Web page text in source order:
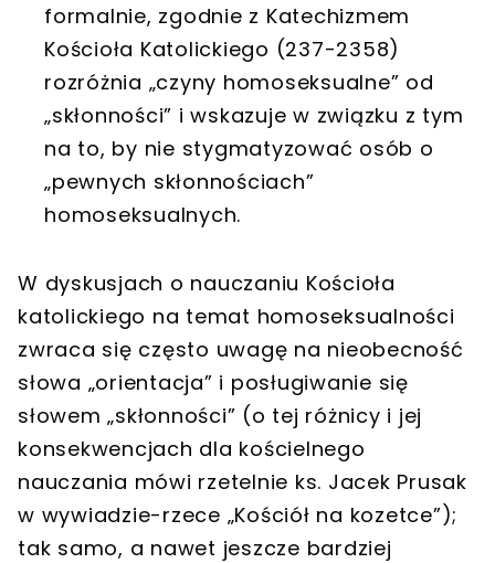
formalnie, zgodnie z Katechizmem
Kościoła Katolickiego (237-2358)
rozróżnia „czyny homoseksualne” od
„skłonności” i wskazuje w związku z tym
na to, by nie stygmatyzować osób o
„pewnych skłonnościach”
homoseksualnych.
W dyskusjach o nauczaniu Kościoła
katolickiego na temat homoseksualności
zwraca się często uwagę na nieobecność
słowa „orientacja” i posługiwanie się
słowem „skłonności” (o tej różnicy i jej
konsekwencjach dla kościelnego
nauczania mówi rzetelnie ks. Jacek Prusak
w wywiadzie-rzece „Kościół na kozetce”);
tak samo, a nawet jeszcze bardziej